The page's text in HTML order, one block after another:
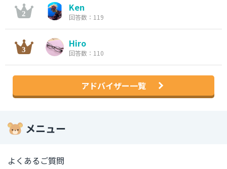
Ken
回答数：119
Hiro
回答数：110
アドバイザー一覧
メニュー
よくあるご質問